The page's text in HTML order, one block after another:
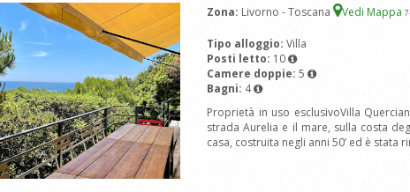
Zona: Livorno - Toscana Vedi Mappa 7
Tipo alloggio: Villa
Posti letto: 10
Camere doppie: 5
Bagni: 4
Proprietà in uso esclusivoVilla
strada Aurelia e il mare, sulla costa
casa, costruita negli anni 50’ ed è stata